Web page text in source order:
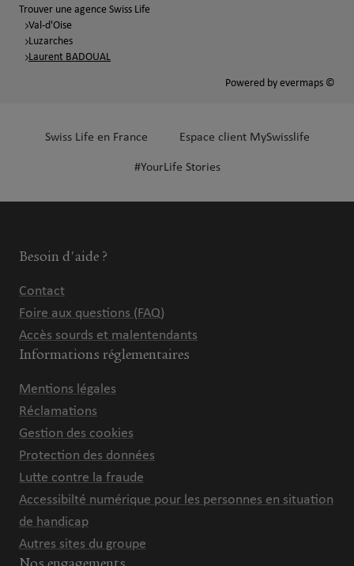
Trouver une agence Swiss Life
Val-d'Oise
Luzarches
Laurent BADOUAL
Powered by evermaps ©
Swiss Life en France Espace client MySwisslife
#YourLife Stories
Besoin d'aide ?
Contact
Foire aux questions (FAQ)
Accès sourds et malentendants
Informations réglementaires
Mentions légales
Réclamations
Gestion des cookies
Protection des données
Lutte contre la fraude
Accessibilté numérique pour les personnes en situation
de handicap
Autres sites du groupe